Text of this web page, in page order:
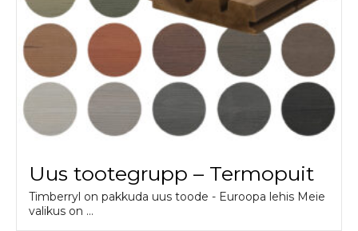
Uus tootegrupp – Termopuit
Timberryl on pakkuda uus toode - Euroopa lehis Meie
valikus on ...